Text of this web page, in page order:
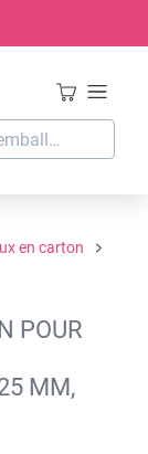
en carton
POUR
MM,